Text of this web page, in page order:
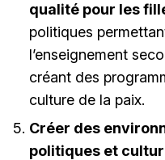
qualité pour les
politiques
l’enseignement
créant des
culture de la paix.
Créer des
politiques et